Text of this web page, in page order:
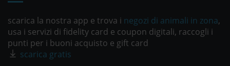
scarica la nostra app e trova i negozi di animali in zona,
usa i servizi di fidelity card e coupon digitali, raccogli i
punti per i buoni acquisto e gift card
scarica gratis